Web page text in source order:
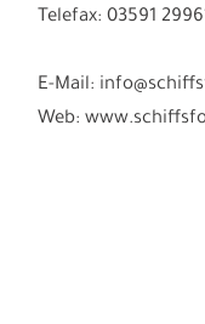
Telefax: 03591
E-Mail:
Web: